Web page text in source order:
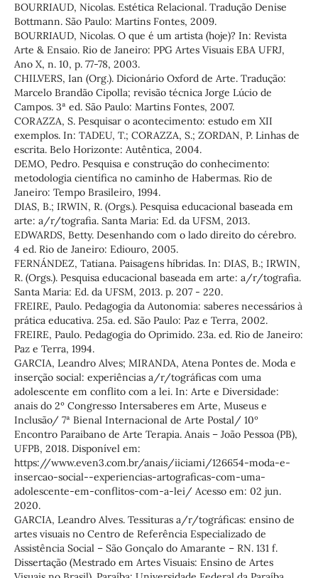
BOURRIAUD, Nicolas. Estética Relacional. Tradução Denise
Bottmann. São Paulo: Martins Fontes, 2009.
BOURRIAUD, Nicolas. O que é um artista (hoje)? In: Revista
Arte & Ensaio. Rio de Janeiro: PPG Artes Visuais EBA UFRJ,
Ano X, n. 10, p. 77-78, 2003.
CHILVERS, Ian (Org.). Dicionário Oxford de Arte. Tradução:
Marcelo Brandão Cipolla; revisão técnica Jorge Lúcio de
Campos. 3ª ed. São Paulo: Martins Fontes, 2007.
CORAZZA, S. Pesquisar o acontecimento: estudo em XII
exemplos. In: TADEU, T.; CORAZZA, S.; ZORDAN, P. Linhas de
escrita. Belo Horizonte: Autêntica, 2004.
DEMO, Pedro. Pesquisa e construção do conhecimento:
metodologia científica no caminho de Habermas. Rio de
Janeiro: Tempo Brasileiro, 1994.
DIAS, B.; IRWIN, R. (Orgs.). Pesquisa educacional baseada em
arte: a/r/tografia. Santa Maria: Ed. da UFSM, 2013.
EDWARDS, Betty. Desenhando com o lado direito do cérebro.
4 ed. Rio de Janeiro: Ediouro, 2005.
FERNÁNDEZ, Tatiana. Paisagens híbridas. In: DIAS, B.; IRWIN,
R. (Orgs.). Pesquisa educacional baseada em arte: a/r/tografia.
Santa Maria: Ed. da UFSM, 2013. p. 207 - 220.
FREIRE, Paulo. Pedagogia da Autonomia: saberes necessários à
prática educativa. 25a. ed. São Paulo: Paz e Terra, 2002.
FREIRE, Paulo. Pedagogia do Oprimido. 23a. ed. Rio de Janeiro:
Paz e Terra, 1994.
GARCIA, Leandro Alves; MIRANDA, Atena Pontes de. Moda e
inserção social: experiências a/r/tográficas com uma
adolescente em conflito com a lei. In: Arte e Diversidade:
anais do 2º Congresso Intersaberes em Arte, Museus e
Inclusão/ 7ª Bienal Internacional de Arte Postal/ 10º
Encontro Paraibano de Arte Terapia. Anais – João Pessoa (PB),
UFPB, 2018. Disponível em:
https://www.even3.com.br/anais/iiciami/126654-moda-e-
insercao-social--experiencias-artograficas-com-uma-
adolescente-em-conflitos-com-a-lei/ Acesso em: 02 jun.
2020.
GARCIA, Leandro Alves. Tessituras a/r/tográficas: ensino de
artes visuais no Centro de Referência Especializado de
Assistência Social – São Gonçalo do Amarante – RN. 131 f.
Dissertação (Mestrado em Artes Visuais: Ensino de Artes